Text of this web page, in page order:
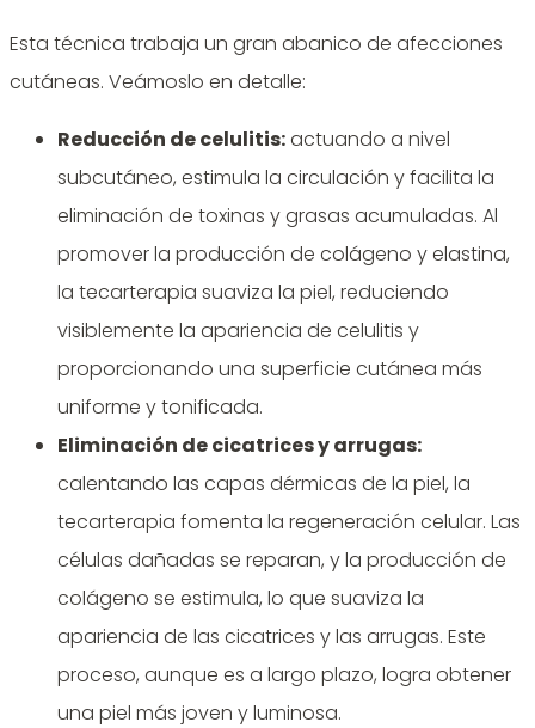
Esta técnica trabaja un gran abanico de afecciones
cutáneas. Veámoslo en detalle:
Reducción de celulitis:actuando a nivel
subcutáneo, estimula la circulación y facilita la
eliminación de toxinas y grasas acumuladas. Al
promover la producción de colágeno y elastina,
la tecarterapia suaviza la piel, reduciendo
visiblemente la apariencia de celulitis y
proporcionando una superficie cutánea más
uniforme y tonificada.
Eliminación de cicatrices y arrugas:
calentando las capas dérmicas de la piel, la
tecarterapia fomenta la regeneración celular. Las
células dañadas se reparan, y la producción de
colágeno se estimula, lo que suaviza la
apariencia de las cicatrices y las arrugas. Este
proceso, aunque es a largo plazo, logra obtener
una piel más joven y luminosa.